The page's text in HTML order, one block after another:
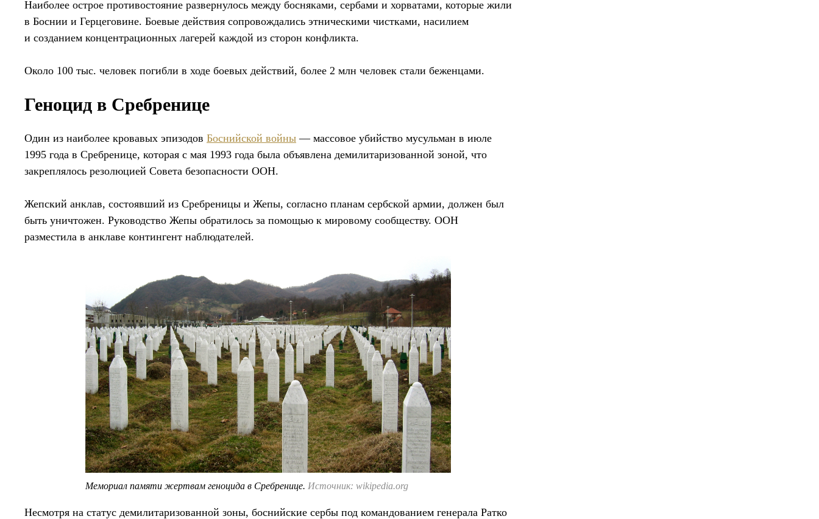
Наиболее острое противостояние развернулось между босняками, сербами и хорватами, которые жили
в Боснии и Герцеговине. Боевые действия сопровождались этническими чистками, насилием
и созданием концентрационных лагерей каждой из сторон конфликта.
Около 100 тыс. человек погибли в ходе боевых действий, более 2 млн человек стали беженцами.
Геноцид в Сребренице
Один из наиболее кровавых эпизодов Боснийской войны — массовое убийство мусульман в июле
1995 года в Сребренице, которая с мая 1993 года была объявлена демилитаризованной зоной, что
закреплялось резолюцией Совета безопасности ООН.
Жепский анклав, состоявший из Сребреницы и Жепы, согласно планам сербской армии, должен был
быть уничтожен. Руководство Жепы обратилось за помощью к мировому сообществу. ООН
разместила в анклаве контингент наблюдателей.
Мемориал памяти жертвам геноцида в Сребренице. Источник: wikipedia.org
Несмотря на статус демилитаризованной зоны, боснийские сербы под командованием генерала Ратко